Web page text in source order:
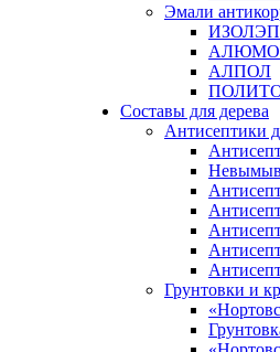
Эмали
АЛПОЛ
Составы для дерева
Антисептики
Грунтовки и